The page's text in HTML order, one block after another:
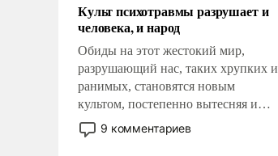
Культ психотравмы разрушает и
человека, и народ
Обиды на этот жестокий мир,
разрушающий нас, таких хрупких и
ранимых, становятся новым
культом, постепенно вытесняя и
отменяя традиционное требование к
человеку – быть мужественным и
9 комментариев